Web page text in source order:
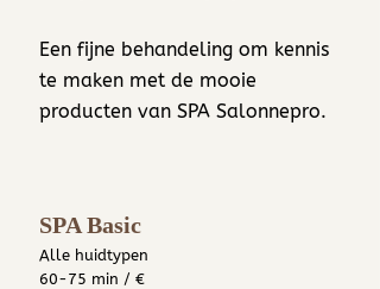
Een fijne behandeling om kennis
te maken met de mooie
producten van SPA Salonnepro.
SPA Basic
Alle huidtypen
60-75 min / €